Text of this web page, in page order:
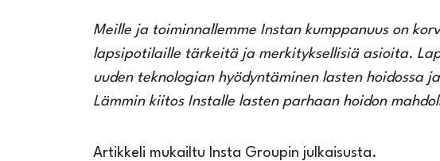
Meille ja toiminnallemme Instan kumppanuus on
lapsipotilaille tärkeitä ja merkityksellisiä asioita.
uuden teknologian hyödyntäminen lasten hoidossa
Lämmin kiitos Installe lasten parhaan hoidon
Artikkeli mukailtu Insta Groupin julkaisusta.